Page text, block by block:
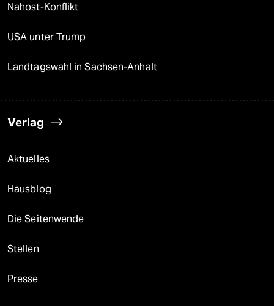
Nahost-Konflikt
USA unter Trump
Landtagswahl in Sachsen-Anhalt
Verlag
Aktuelles
Hausblog
Die Seitenwende
Stellen
Presse